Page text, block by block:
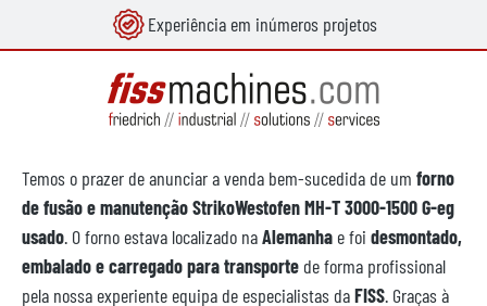
Experiência em inúmeros projetos
Temos o prazer de anunciar a venda bem-sucedida de um forno
de fusão e manutenção StrikoWestofen MH-T 3000-1500 G-eg
usado. O forno estava localizado naAlemanha e foi desmontado,
embalado e carregado para transporte de forma profissional
pela nossa experiente equipa de especialistas daFISS. Graças à